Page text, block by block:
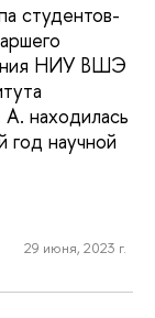
студентов-
НИУ ВШЭ
находилась
год научной
29 июня, 2023 г.